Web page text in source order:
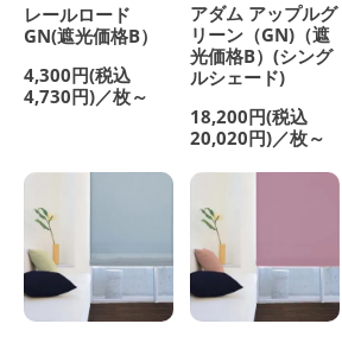
レールロード
GN(遮光価格B）
4,300円(税込
4,730円)／枚～
アダム アップルグ
リーン（GN)（遮
光価格B）(シング
ルシェード)
18,200円(税込
20,020円)／枚～